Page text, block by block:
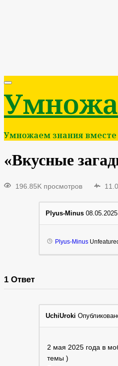
Умножаем знания вместе
«Вкусные
196.85K просмотров
Plyus-Minus 08.05.2025
Plyus-Minus
1 Ответ
UchiUroki
2 мая 2025 года в
темы )